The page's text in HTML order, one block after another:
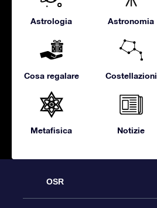
Astrologia Astronomia
Cosa regalare Costellazioni
Metafisica Notizie
OSR